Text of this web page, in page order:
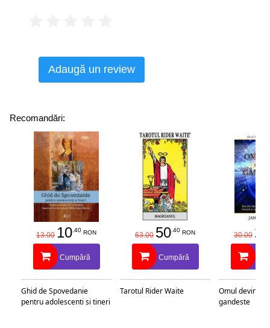
Adaugă un review
Recomandări:
13.00 10.40 RON
Cumpără
Ghid de Spovedanie
pentru adolescenti si tineri
63.00 50.40 RON
Cumpără
Tarotul Rider Waite
30.00 25
Omul devine
gandeste